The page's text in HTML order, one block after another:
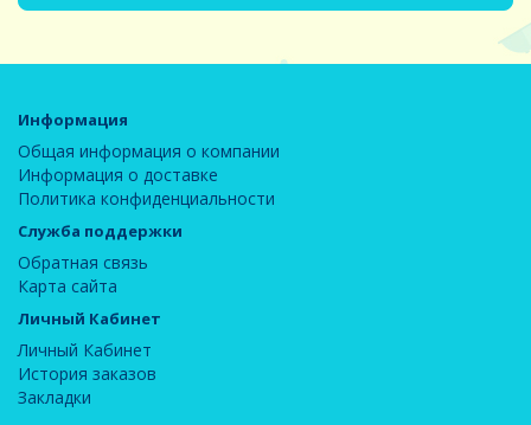
Информация
Общая информация о компании
Информация о доставке
Политика конфиденциальности
Служба поддержки
Обратная связь
Карта сайта
Личный Кабинет
Личный Кабинет
История заказов
Закладки